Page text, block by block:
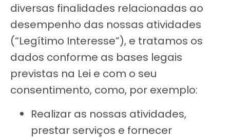
diversas finalidades relacionadas ao
desempenho das nossas atividades
(“Legítimo Interesse”), e tratamos os
dados conforme as bases legais
previstas na Lei e com o seu
consentimento, como, por exemplo:
Realizar as nossas atividades,
prestar serviços e fornecer